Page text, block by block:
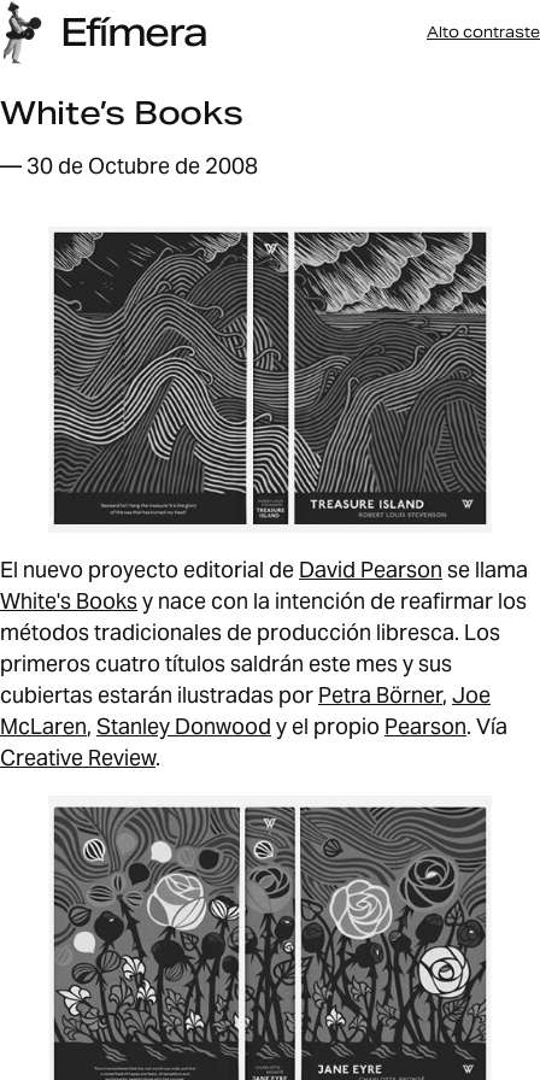
Efímera Alto contraste
White’s Books
— 30 de Octubre de 2008
El nuevo proyecto editorial de David Pearson se llama
White's Booksy nace con la intención de reafirmar los
métodos tradicionales de producción libresca. Los
primeros cuatro tí­tulos saldrán este mes y sus
cubiertas estarán ilustradas por Petra Börner, Joe
McLaren, Stanley Donwood y el propio Pearson. Ví­a
Creative Review.